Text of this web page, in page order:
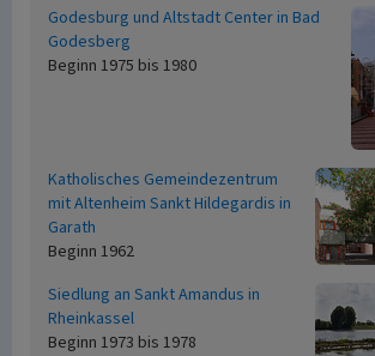
Godesburg und Altstadt Center in Bad
Godesberg
Beginn 1975 bis 1980
Katholisches Gemeindezentrum
mit Altenheim Sankt Hildegardis in
Garath
Beginn 1962
Siedlung an Sankt Amandus in
Rheinkassel
Beginn 1973 bis 1978